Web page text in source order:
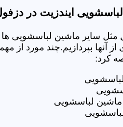
ایندزیت در
سایر ماشین لباسشویی ها
آنها بپردازیم.چند مورد از
کرد:
لباسشویی